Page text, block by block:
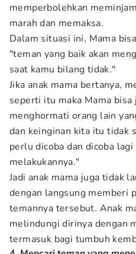
memperbolehkan
marah dan memaksa.
Dalam situasi ini, Mama
"teman yang baik akan
saat kamu bilang tidak."
Jika anak mama bertanya,
seperti itu maka Mama
menghormati orang lain
dan keinginan kita itu tidak
perlu dicoba dan dicoba
melakukannya."
Jadi anak mama juga tidak
dengan langsung memberi
temannya tersebut. Anak
melindungi dirinya dengan
termasuk bagi tumbuh